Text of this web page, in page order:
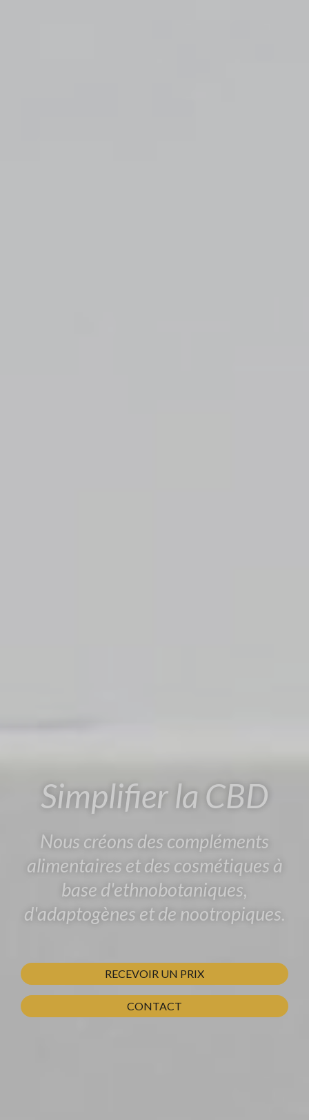
Simplifier la CBD
Nous créons des compléments
alimentaires et des cosmétiques à
base d'ethnobotaniques,
d'adaptogènes et de nootropiques.
RECEVOIR UN PRIX
CONTACT